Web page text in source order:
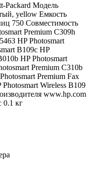
Packard Модель
yellow Емкость
750 Совместимость
Premium C309h
HP Photosmart
B109c HP
HP Photosmart
Premium C310b
Premium Fax
Wireless B109
www.hp.com
0.1 кг